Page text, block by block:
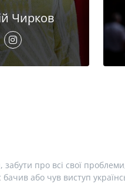
Чирков
про всі свої
або чув виступ